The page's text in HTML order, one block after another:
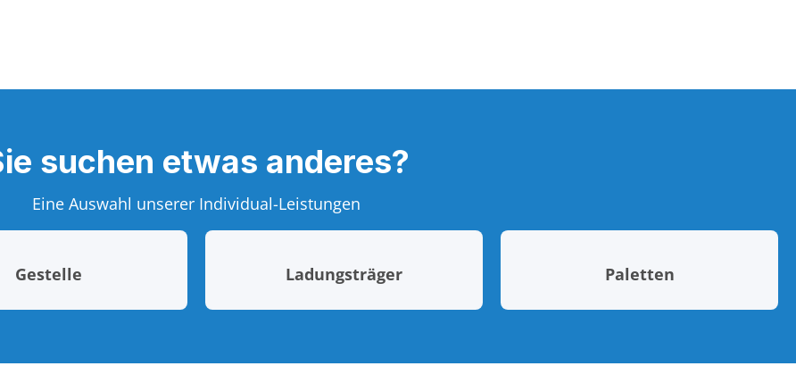
suchen etwas anderes?
Eine Auswahl unserer Individual-Leistungen
Gestelle Ladungsträger Paletten